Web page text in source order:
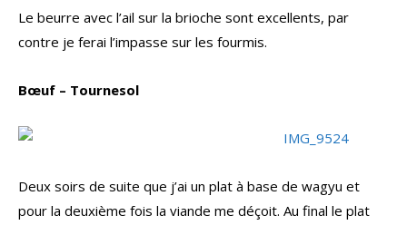
Le beurre avec l’ail sur la brioche sont excellents, par
contre je ferai l’impasse sur les fourmis.
Bœuf – Tournesol
Deux soirs de suite que j’ai un plat à base de wagyu et
pour la deuxième fois la viande me déçoit. Au final le plat